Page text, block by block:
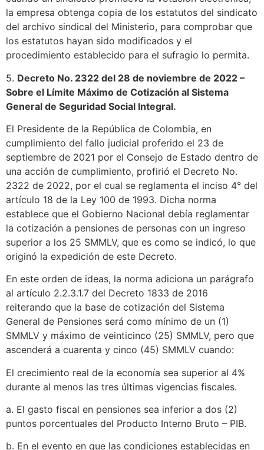
la empresa obtenga copia de los estatutos del sindicato
del archivo sindical del Ministerio, para comprobar que
los estatutos hayan sido modificados y el
procedimiento establecido para el sufragio lo permita.
5. Decreto No. 2322 del 28 de noviembre de 2022 –
Sobre el Límite Máximo de Cotización al Sistema
General de Seguridad Social Integral.
El Presidente de la República de Colombia, en
cumplimiento del fallo judicial proferido el 23 de
septiembre de 2021 por el Consejo de Estado dentro de
una acción de cumplimiento, profirió el Decreto No.
2322 de 2022, por el cual se reglamenta el inciso 4° del
artículo 18 de la Ley 100 de 1993. Dicha norma
establece que el Gobierno Nacional debía reglamentar
la cotización a pensiones de personas con un ingreso
superior a los 25 SMMLV, que es como se indicó, lo que
originó la expedición de este Decreto.
En este orden de ideas, la norma adiciona un parágrafo
al artículo 2.2.3.1.7 del Decreto 1833 de 2016
reiterando que la base de cotización del Sistema
General de Pensiones será como mínimo de un (1)
SMMLV y máximo de veinticinco (25) SMMLV, pero que
ascenderá a cuarenta y cinco (45) SMMLV cuando:
El crecimiento real de la economía sea superior al 4%
durante al menos las tres últimas vigencias fiscales.
a. El gasto fiscal en pensiones sea inferior a dos (2)
puntos porcentuales del Producto Interno Bruto – PIB.
b. En el evento en que las condiciones establecidas en